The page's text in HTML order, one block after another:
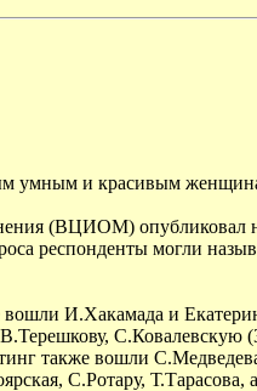
умным и красивым
(ВЦИОМ) опубликовал
респонденты могли
И.Хакамада и
С.Ковалевскую
также вошли
С.Ротару,